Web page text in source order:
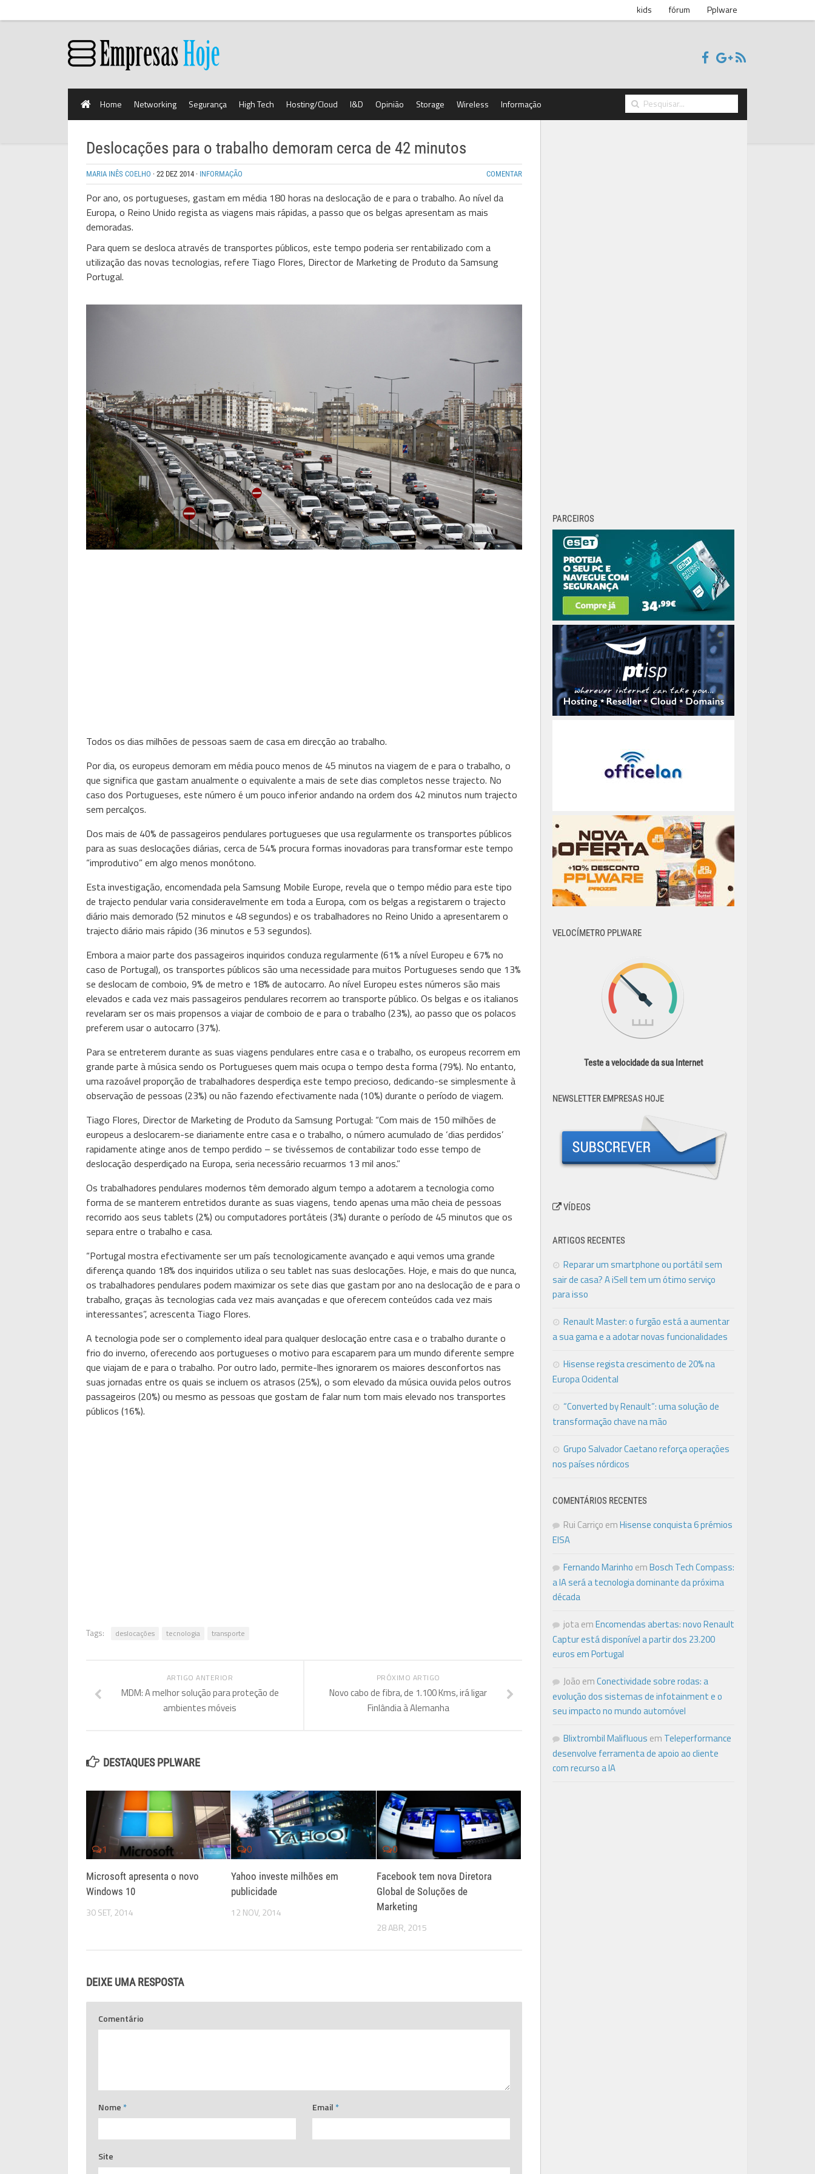
kids fórum Pplware
Home Networking Segurança High Tech Hosting/Cloud I&D Opinião Storage Wireless Informação
Deslocações para o trabalho demoram cerca de 42 minutos
MARIA INÊS COELHO · 22 DEZ 2014 · INFORMAÇÃO COMENTAR
Por ano, os portugueses, gastam em média 180 horas na deslocação de e para o trabalho. Ao nível da
Europa, o Reino Unido regista as viagens mais rápidas, a passo que os belgas apresentam as mais
demoradas.
Para quem se desloca através de transportes públicos, este tempo poderia ser rentabilizado com a
utilização das novas tecnologias, refere Tiago Flores, Director de Marketing de Produto da Samsung
Portugal.
Todos os dias milhões de pessoas saem de casa em direcção ao trabalho.
Por dia, os europeus demoram em média pouco menos de 45 minutos na viagem de e para o trabalho, o
que significa que gastam anualmente o equivalente a mais de sete dias completos nesse trajecto. No
caso dos Portugueses, este número é um pouco inferior andando na ordem dos 42 minutos num trajecto
sem percalços.
Dos mais de 40% de passageiros pendulares portugueses que usa regularmente os transportes públicos
para as suas deslocações diárias, cerca de 54% procura formas inovadoras para transformar este tempo
“improdutivo” em algo menos monótono.
Esta investigação, encomendada pela Samsung Mobile Europe, revela que o tempo médio para este tipo
de trajecto pendular varia consideravelmente em toda a Europa, com os belgas a registarem o trajecto
diário mais demorado (52 minutos e 48 segundos) e os trabalhadores no Reino Unido a apresentarem o
trajecto diário mais rápido (36 minutos e 53 segundos).
Embora a maior parte dos passageiros inquiridos conduza regularmente (61% a nível Europeu e 67% no
caso de Portugal), os transportes públicos são uma necessidade para muitos Portugueses sendo que 13%
se deslocam de comboio, 9% de metro e 18% de autocarro. Ao nível Europeu estes números são mais
elevados e cada vez mais passageiros pendulares recorrem ao transporte público. Os belgas e os italianos
revelaram ser os mais propensos a viajar de comboio de e para o trabalho (23%), ao passo que os polacos
preferem usar o autocarro (37%).
Para se entreterem durante as suas viagens pendulares entre casa e o trabalho, os europeus recorrem em
grande parte à música sendo os Portugueses quem mais ocupa o tempo desta forma (79%). No entanto,
uma razoável proporção de trabalhadores desperdiça este tempo precioso, dedicando-se simplesmente à
observação de pessoas (23%) ou não fazendo efectivamente nada (10%) durante o período de viagem.
Tiago Flores, Director de Marketing de Produto da Samsung Portugal: “Com mais de 150 milhões de
europeus a deslocarem-se diariamente entre casa e o trabalho, o número acumulado de ‘dias perdidos’
rapidamente atinge anos de tempo perdido – se tivéssemos de contabilizar todo esse tempo de
deslocação desperdiçado na Europa, seria necessário recuarmos 13 mil anos.”
Os trabalhadores pendulares modernos têm demorado algum tempo a adotarem a tecnologia como
forma de se manterem entretidos durante as suas viagens, tendo apenas uma mão cheia de pessoas
recorrido aos seus tablets (2%) ou computadores portáteis (3%) durante o período de 45 minutos que os
separa entre o trabalho e casa.
“Portugal mostra efectivamente ser um país tecnologicamente avançado e aqui vemos uma grande
diferença quando 18% dos inquiridos utiliza o seu tablet nas suas deslocações. Hoje, e mais do que nunca,
os trabalhadores pendulares podem maximizar os sete dias que gastam por ano na deslocação de e para o
trabalho, graças às tecnologias cada vez mais avançadas e que oferecem conteúdos cada vez mais
interessantes”, acrescenta Tiago Flores.
A tecnologia pode ser o complemento ideal para qualquer deslocação entre casa e o trabalho durante o
frio do inverno, oferecendo aos portugueses o motivo para escaparem para um mundo diferente sempre
que viajam de e para o trabalho. Por outro lado, permite-lhes ignorarem os maiores desconfortos nas
suas jornadas entre os quais se incluem os atrasos (25%), o som elevado da música ouvida pelos outros
passageiros (20%) ou mesmo as pessoas que gostam de falar num tom mais elevado nos transportes
públicos (16%).
Tags: deslocações tecnologia transporte
PRÓXIMO ARTIGO
Novo cabo de fibra, de 1.100 Kms, irá ligar
Finlândia à Alemanha
ARTIGO ANTERIOR
MDM: A melhor solução para proteção de
ambientes móveis
DESTAQUES PPLWARE
1
Microsoft apresenta o novo
Windows 10
30 SET, 2014
0
Yahoo investe milhões em
publicidade
12 NOV, 2014
0
Facebook tem nova Diretora
Global de Soluções de
Marketing
28 ABR, 2015
DEIXE UMA RESPOSTA
Comentário
Nome * Email *
Site
PARCEIROS
VELOCÍMETRO PPLWARE
Teste a velocidade da sua Internet
NEWSLETTER EMPRESAS HOJE
VÍDEOS
ARTIGOS RECENTES
Reparar um smartphone ou portátil sem
sair de casa? A iSell tem um ótimo serviço
para isso
Renault Master: o furgão está a aumentar
a sua gama e a adotar novas funcionalidades
Hisense regista crescimento de 20% na
Europa Ocidental
“Converted by Renault”: uma solução de
transformação chave na mão
Grupo Salvador Caetano reforça operações
nos países nórdicos
COMENTÁRIOS RECENTES
Rui Carriço emHisense conquista 6 prémios
EISA
Fernando Marinho emBosch Tech Compass:
a IA será a tecnologia dominante da próxima
década
jotaemEncomendas abertas: novo Renault
Captur está disponível a partir dos 23.200
euros em Portugal
João emConectividade sobre rodas: a
evolução dos sistemas de infotainment e o
seu impacto no mundo automóvel
Blixtrombil Malifluous em Teleperformance
desenvolve ferramenta de apoio ao cliente
com recurso a IA